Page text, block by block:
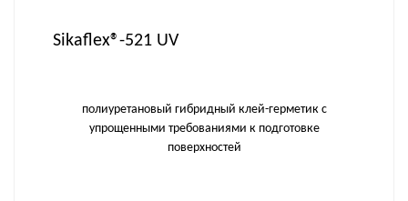
Sikaflex®-521 UV
полиуретановый гибридный клей-герметик с
упрощенными требованиями к подготовке
поверхностей